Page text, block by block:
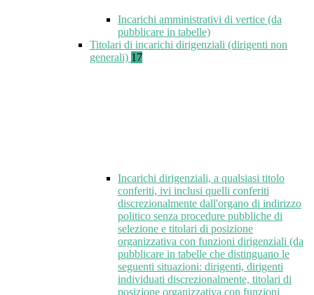
Incarichi amministrativi di vertice (da
pubblicare in tabelle)
Titolari di incarichi dirigenziali (dirigenti non
generali) 17
Incarichi dirigenziali, a qualsiasi titolo
conferiti, ivi inclusi quelli conferiti
discrezionalmente dall'organo di indirizzo
politico senza procedure pubbliche di
selezione e titolari di posizione
organizzativa con funzioni dirigenziali (da
pubblicare in tabelle che distinguano le
seguenti situazioni: dirigenti, dirigenti
individuati discrezionalmente, titolari di
posizione organizzativa con funzioni